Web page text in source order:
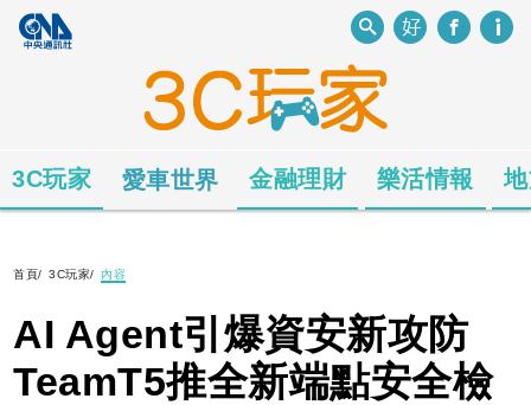
3C玩家 愛車世界 金融理財 樂活情報
首頁/ 3C玩家/ 內容
AI Agent引爆資安新攻防
TeamT5推全新端點安全檢